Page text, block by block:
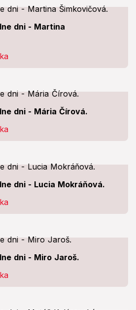
dni - Martina
dni - Mária Čírová.
dni - Lucia Mokráňová.
dni - Miro Jaroš.